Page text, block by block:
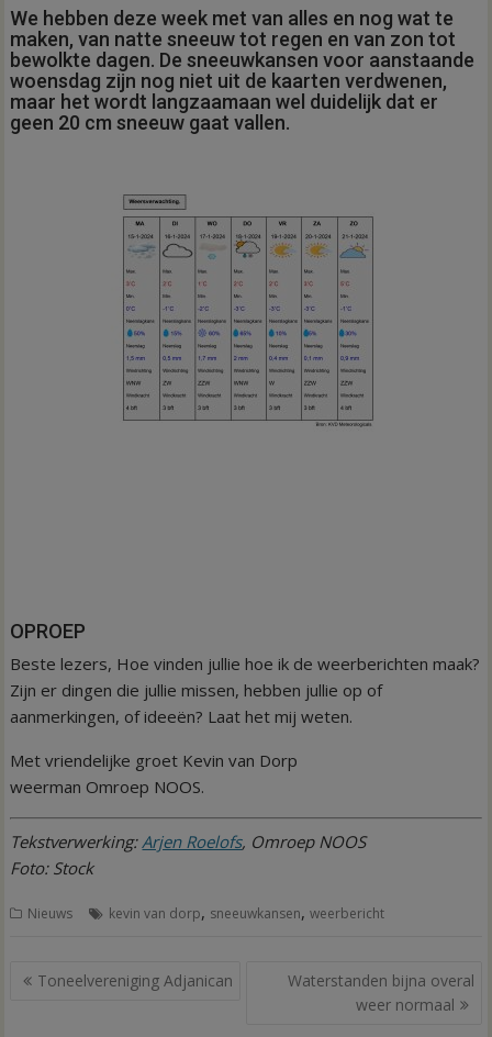
We hebben deze week met van alles en nog wat te
maken, van natte sneeuw tot regen en van zon tot
bewolkte dagen. De sneeuwkansen voor aanstaande
woensdag zijn nog niet uit de kaarten verdwenen,
maar het wordt langzaamaan wel duidelijk dat er
geen 20 cm sneeuw gaat vallen.
OPROEP
Beste lezers, Hoe vinden jullie hoe ik de weerberichten maak?
Zijn er dingen die jullie missen, hebben jullie op of
aanmerkingen, of ideeën? Laat het mij weten.
Met vriendelijke groet Kevin van Dorp
weerman Omroep NOOS.
Tekstverwerking: Arjen Roelofs, Omroep NOOS
Foto: Stock
Nieuws kevin van dorp, sneeuwkansen,weerbericht
Bericht
Toneelvereniging Adjanican
Waterstanden bijna overal
weer normaal